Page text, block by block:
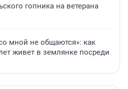
гопника на ветерана
мной не общаются»: как
живет в землянке посреди